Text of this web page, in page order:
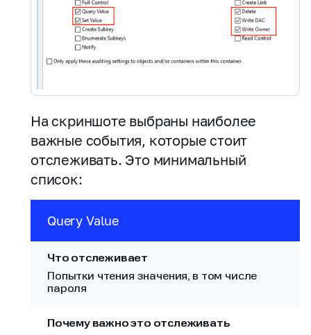
На скриншоте выбраны наиболее
важные события, которые стоит
отслеживать. Это минимальный
список:
Query Value
Попытки чтения значения, в том числе
пароля